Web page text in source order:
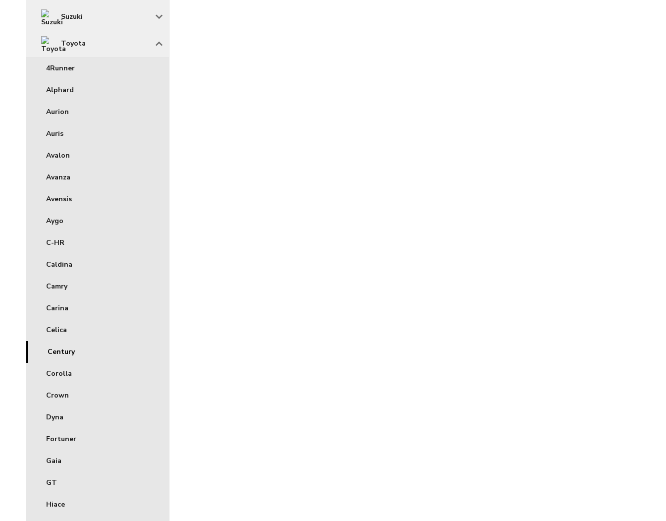
Suzuki
Toyota
4Runner
Alphard
Aurion
Auris
Avalon
Avanza
Avensis
Aygo
C-HR
Caldina
Camry
Carina
Celica
Century
Corolla
Crown
Dyna
Fortuner
Gaia
GT
Hiace